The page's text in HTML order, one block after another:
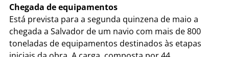
Chegada de equipamentos
Está prevista para a segunda quinzena de maio a
chegada a Salvador de um navio com mais de 800
toneladas de equipamentos destinados às etapas